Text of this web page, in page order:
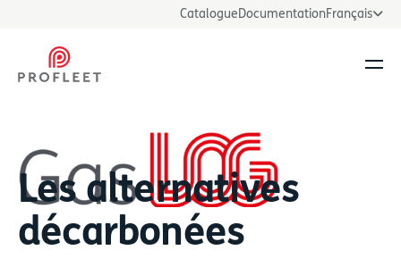
CatalogueDocumentationFrançais
Les alternatives
décarbonées